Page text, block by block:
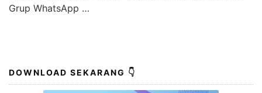
Grup WhatsApp …
DOWNLOAD SEKARANG 👇